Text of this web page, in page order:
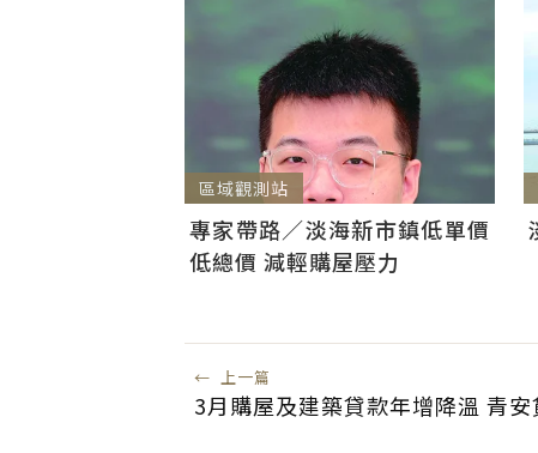
區域觀測站
專家帶路／淡海新市鎮低單價
低總價 減輕購屋壓力
← 上一篇
3月購屋及建築貸款年增降溫 青